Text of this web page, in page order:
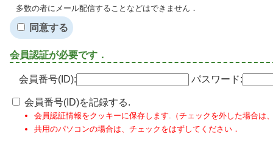
多数の者にメール配信することなどはできません．
同意する
会員認証が必要です．
会員番号(ID): パスワード:
会員番号(ID)を記録する.
会員認証情報をクッキーに保存します.（チェックを外した場合は
共用のパソコンの場合は、チェックをはずしてください．